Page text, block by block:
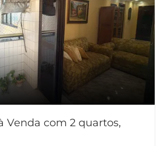
Venda com 2 quartos,